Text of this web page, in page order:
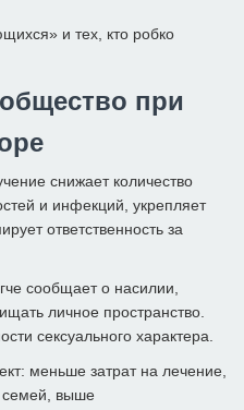
и тех, кто робко
при
снижает количество
и инфекций, укрепляет
ответственность за
сообщает о насилии,
личное пространство.
сексуального характера.
меньше затрат на лечение,
семей, выше